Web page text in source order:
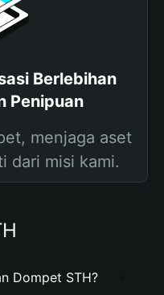
Berlebihan
Penipuan
menjaga aset
dari misi kami.
Dompet STH?